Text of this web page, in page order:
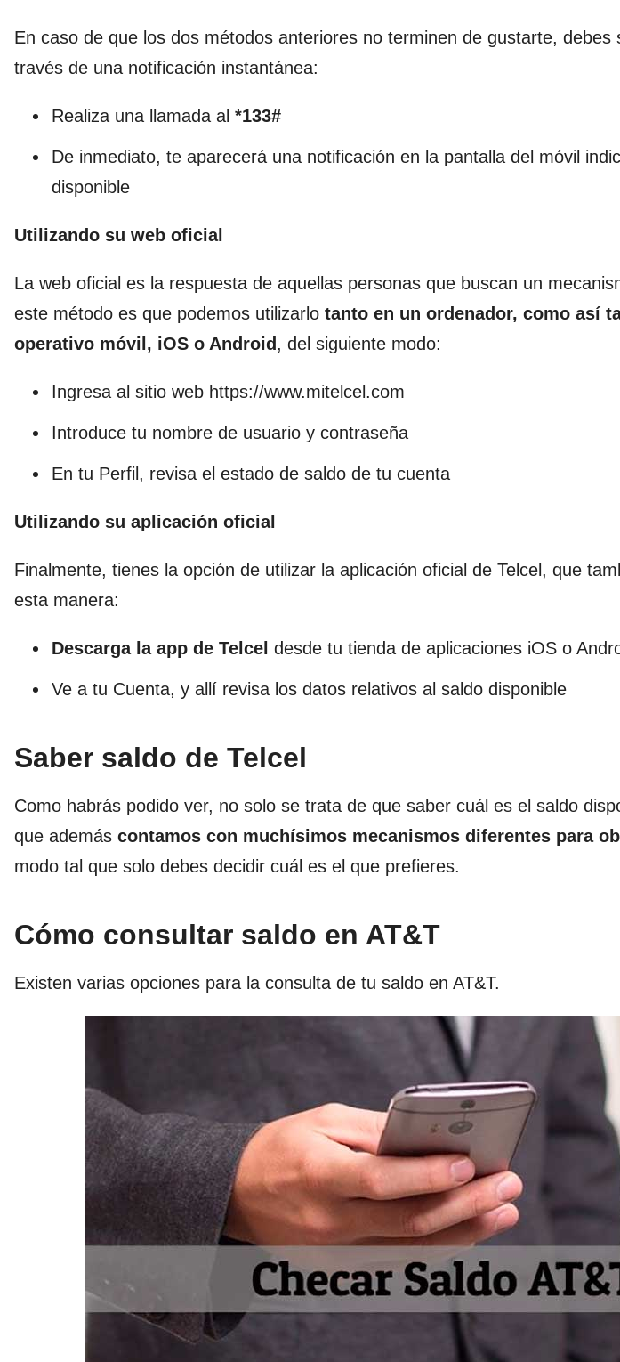
En caso de que los dos métodos anteriores no terminen de gustarte,
través de una notificación instantánea:
Realiza una llamada al *133#
De inmediato, te aparecerá una notificación en la pantalla del móvil
disponible
Utilizando su web oficial
La web oficial es la respuesta de aquellas personas que buscan un
este método es que podemos utilizarlo tanto en un ordenador, como así
operativo móvil, iOS o Android, del siguiente modo:
Ingresa al sitio web https://www.mitelcel.com
Introduce tu nombre de usuario y contraseña
En tu Perfil, revisa el estado de saldo de tu cuenta
Utilizando su aplicación oficial
Finalmente, tienes la opción de utilizar la aplicación oficial de Telcel, que
esta manera:
Descarga la app de Telcel desde tu tienda de aplicaciones iOS o
Ve a tu Cuenta, y allí revisa los datos relativos al saldo disponible
Saber saldo de Telcel
Como habrás podido ver, no solo se trata de que saber cuál es el saldo
que además contamos con muchísimos mecanismos diferentes para
modo tal que solo debes decidir cuál es el que prefieres.
Cómo consultar saldo en AT&T
Existen varias opciones para la consulta de tu saldo en AT&T.